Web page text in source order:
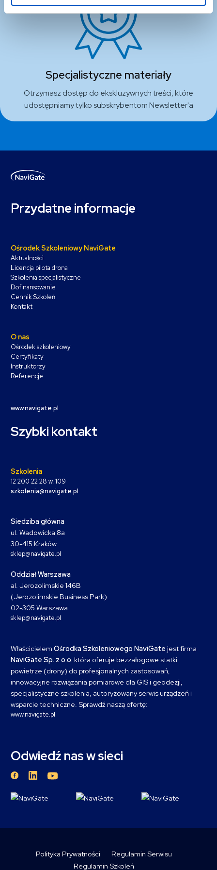
Specjalistyczne materiały
Otrzymasz dostęp do ekskluzywnych treści, które
udostępniamy tylko subskrybentom Newsletter'a
Przydatne informacje
Ośrodek Szkoleniowy NaviGate
Aktualności
Licencja pilota drona
Szkolenia specjalistyczne
Dofinansowanie
Cennik Szkoleń
Kontakt
O nas
Ośrodek szkoleniowy
Certyfikaty
Instruktorzy
Referencje
www.navigate.pl
Szybki kontakt
Szkolenia
12 200 22 28 w. 109
szkolenia@navigate.pl
Siedziba główna
ul. Wadowicka 8a
30-415 Kraków
sklep@navigate.pl
Oddział Warszawa
al. Jerozolimskie 146B
(Jerozolimskie Business Park)
02-305 Warszawa
sklep@navigate.pl
Właścicielem Ośrodka Szkoleniowego NaviGate jest firma
NaviGate Sp. z o.o. która oferuje bezzałogowe statki
powietrze (drony) do profesjonalnych zastosowań,
innowacyjne rozwiązania pomiarowe dla GIS i geodezji,
specjalistyczne szkolenia, autoryzowany serwis urządzeń i
wsparcie techniczne. Sprawdź naszą ofertę:
www.navigate.pl
Odwiedź nas w sieci
Polityka Prywatności
Regulamin Serwisu
Regulamin Szkoleń